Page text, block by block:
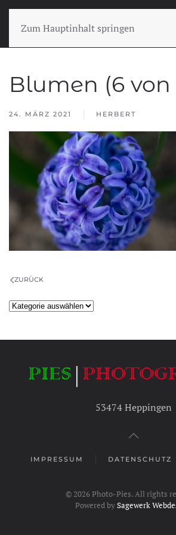
Zum Hauptinhalt springen
Blumen (6 von
24. MÄRZ 2021 HERBERT
ZURÜCK
Kategorien
53474 Heppingen
IMPRESSUM DATENSCHUTZ
© 2026Photo-Pies. All rights
Powered bySagewerk